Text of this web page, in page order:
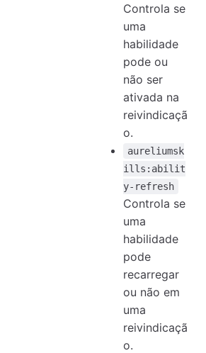
Controla se
uma
habilidade
pode ou
não ser
ativada na
reivindicaçã
o.
aureliumsk
ills:abilit
y-refresh
Controla se
uma
habilidade
pode
recarregar
ou não em
uma
reivindicaçã
o.